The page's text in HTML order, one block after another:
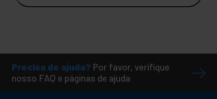
Precisa de ajuda? Por favor, verifique
nosso FAQ e páginas de ajuda